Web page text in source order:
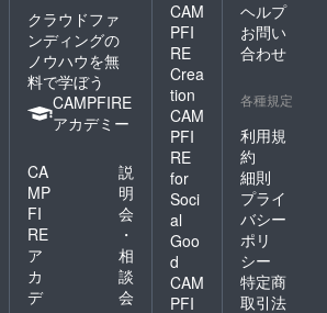
クラウドファ
ンディングの
ノウハウを無
料で学ぼう
CAMPFIRE
アカデミー
CA
MP
FI
RE
ア
カ
デ
説
明
会
・
相
談
会
CAM
PFI
RE
Crea
tion
CAM
PFI
RE
for
Soci
al
Goo
d
CAM
PFI
ヘルプ
お問い
合わせ
各種規定
利用規
約
細則
プライ
バシー
ポリ
シー
特定商
取引法